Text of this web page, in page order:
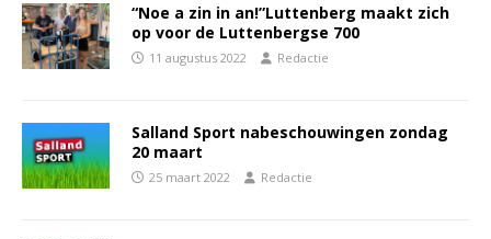
“Noe a zin in an!”Luttenberg maakt zich
op voor de Luttenbergse 700
11 augustus 2022 Redactie
Salland Sport nabeschouwingen zondag
20 maart
25 maart 2022 Redactie